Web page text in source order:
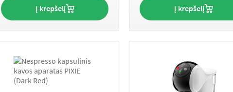
Į krepšelį Į krepšelį